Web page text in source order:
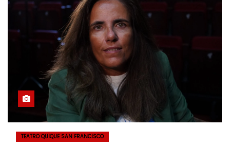
TEATRO QUIQUE SAN FRANCISCO